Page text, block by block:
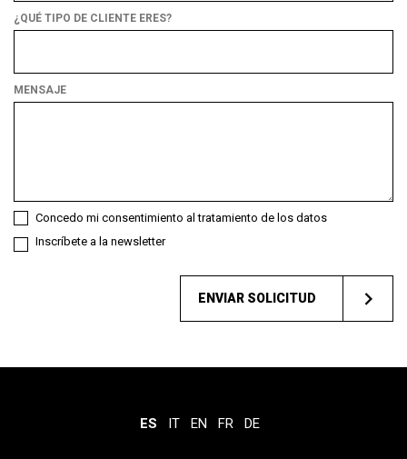
¿QUÉ TIPO DE CLIENTE ERES?
de
MENSAJE
Concedo mi consentimiento al tratamiento de los datos
Inscríbete a la newsletter
ENVIAR SOLICITUD
ES IT EN FR DE